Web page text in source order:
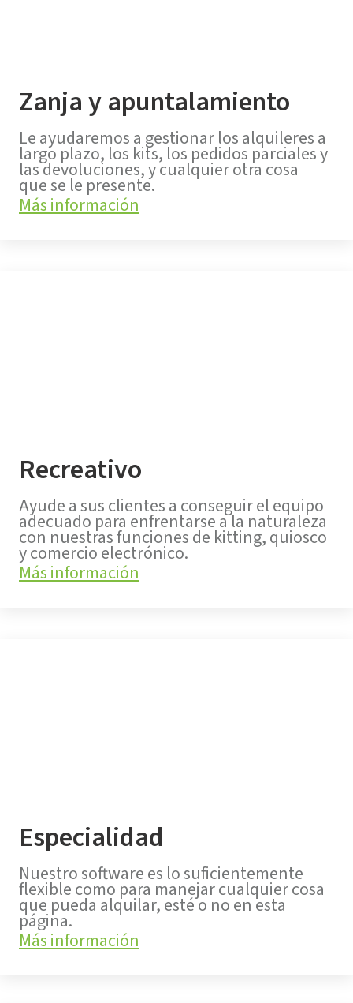
Zanja y apuntalamiento
Le ayudaremos a gestionar los alquileres a
largo plazo, los kits, los pedidos parciales y
las devoluciones, y cualquier otra cosa
que se le presente.
Más información
Recreativo
Ayude a sus clientes a conseguir el equipo
adecuado para enfrentarse a la naturaleza
con nuestras funciones de kitting, quiosco
y comercio electrónico.
Más información
Especialidad
Nuestro software es lo suficientemente
flexible como para manejar cualquier cosa
que pueda alquilar, esté o no en esta
página.
Más información